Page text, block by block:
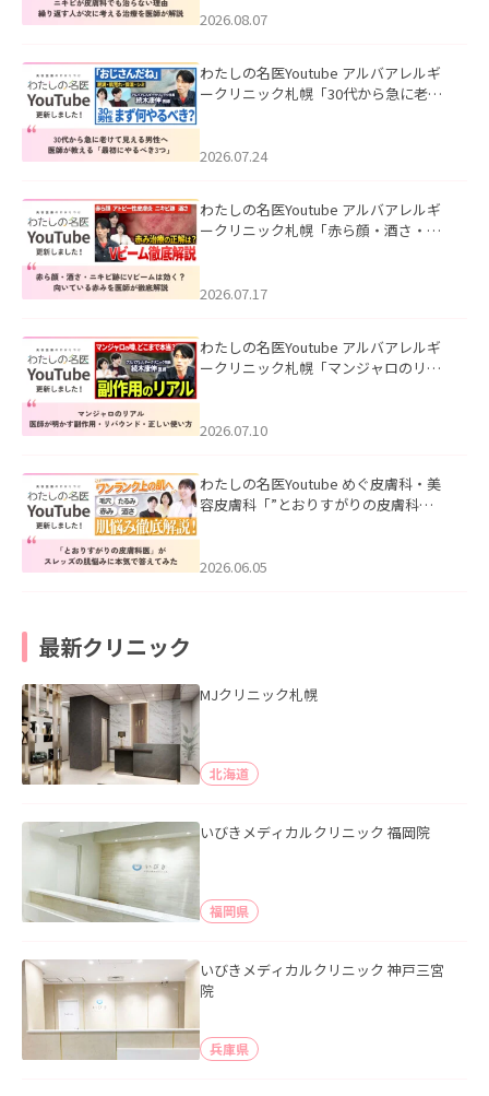
ました。
2026.08.07
わたしの名医Youtube アルバアレルギ
ークリニック札幌「30代から急に老け
た。
2026.07.24
わたしの名医Youtube アルバアレルギ
ークリニック札幌「赤ら顔・酒さ・ニ
した。
2026.07.17
わたしの名医Youtube アルバアレルギ
ークリニック札幌「マンジャロのリア
た。
2026.07.10
わたしの名医Youtube めぐ皮膚科・美
容皮膚科「”とおりすがりの皮膚科
2026.06.05
最新クリニック
MJクリニック札幌
北海道
いびきメディカルクリニック 福岡院
福岡県
いびきメディカルクリニック 神戸三宮
院
兵庫県